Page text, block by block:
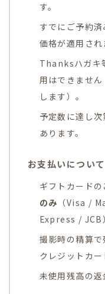
す。
すでにご予約
価格が適用され
Thanksハガキ
用はできませ
します）。
予定数に達し
あります。
お支払いについて
ギフトカード
のみ （Visa /
Express / JCB
撮影時の精算
クレジットカー
未使用残高の返